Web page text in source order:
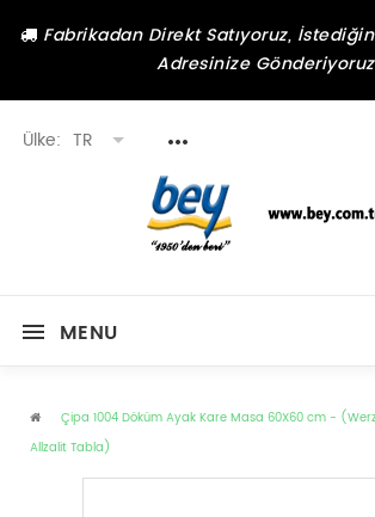
Fabrikadan Direkt Satıyoruz,
Adresinize
Ülke: TR
MENU
Çipa 1004 Döküm Ayak Kare Masa 60X60 cm -
Allzalit Tabla)